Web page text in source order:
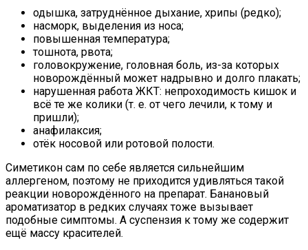
одышка, затруднённое дыхание, хрипы (редко);
насморк, выделения из носа;
повышенная температура;
тошнота, рвота;
головокружение, головная боль, из-за которых
новорождённый может надрывно и долго плакать;
нарушенная работа ЖКТ: непроходимость кишок и
всё те же колики (т. е. от чего лечили, к тому и
пришли);
анафилаксия;
отёк носовой или ротовой полости.
Симетикон сам по себе является сильнейшим
аллергеном, поэтому не приходится удивляться такой
реакции новорождённого на препарат. Банановый
ароматизатор в редких случаях тоже вызывает
подобные симптомы. А суспензия к тому же содержит
ещё массу красителей.